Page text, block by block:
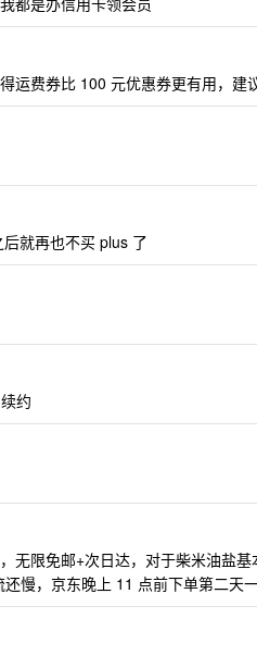
运费券比 100 元优惠券更有用，建
就再也不买 plus 了
约
无限免邮+次日达，对于柴米油盐
慢，京东晚上 11 点前下单第二天